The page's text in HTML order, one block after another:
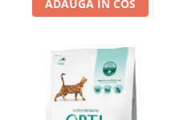
ADAUGA IN COS